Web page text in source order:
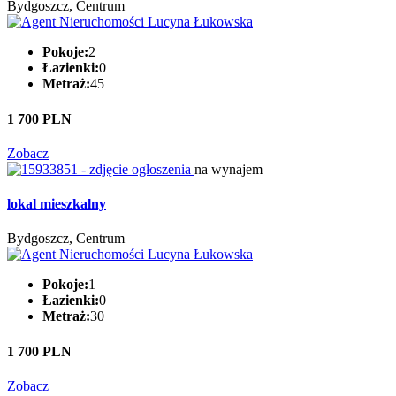
Bydgoszcz, Centrum
Pokoje:2
Łazienki:0
Metraż:45
1 700 PLN
Zobacz
na wynajem
lokal mieszkalny
Bydgoszcz, Centrum
Pokoje:1
Łazienki:0
Metraż:30
1 700 PLN
Zobacz